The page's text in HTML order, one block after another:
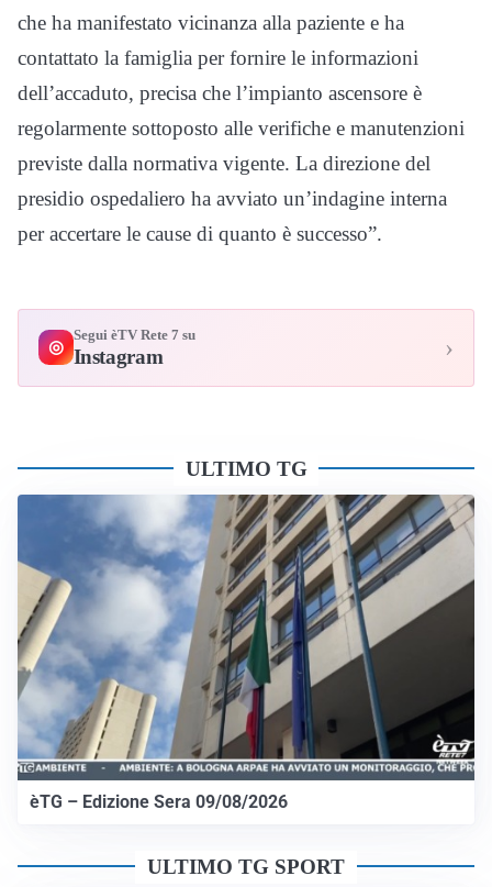
che ha manifestato vicinanza alla paziente e ha
contattato la famiglia per fornire le informazioni
dell’accaduto, precisa che l’impianto ascensore è
regolarmente sottoposto alle verifiche e manutenzioni
previste dalla normativa vigente. La direzione del
presidio ospedaliero ha avviato un’indagine interna
per accertare le cause di quanto è successo”.
◎
Segui èTV Rete 7 su
Instagram ›
ULTIMO TG
èTG – Edizione Sera 09/08/2026
ULTIMO TG SPORT